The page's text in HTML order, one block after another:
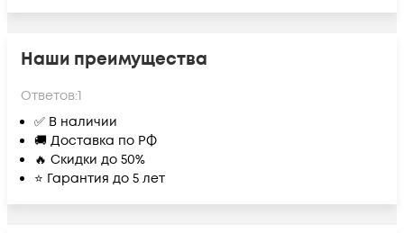
Наши преимущества
Ответов:1
✅ В наличии
🚚 Доставка по РФ
🔥 Скидки до 50%
⭐ Гарантия до 5 лет